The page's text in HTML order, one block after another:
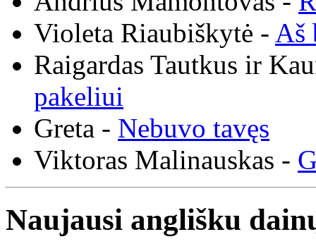
Violeta Riaubiškytė - Aš
Raigardas Tautkus ir
pakeliui
Greta - Nebuvo tavęs
Viktoras Malinauskas -
Naujausi anglišku